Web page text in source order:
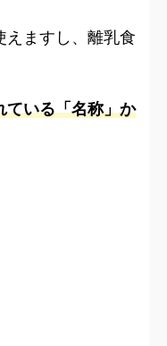
えますし、離乳食
ている「名称」か